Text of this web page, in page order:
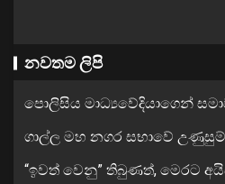
නවතම ලිපි
පොලිසිය මාධ්‍යවේදියාගෙන්
ගාල්ල මහ නගර සභාවේ
“ඉවත් වෙනු” තිබුණත්, මෙරට